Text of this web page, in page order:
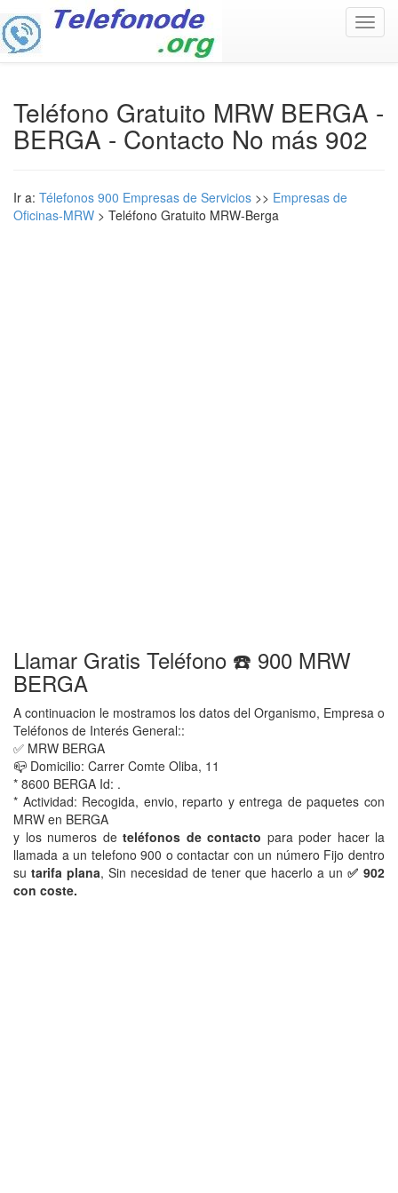
Teléfono Gratuito MRW BERGA -
BERGA - Contacto No más 902
Ir a: Télefonos 900 Empresas de Servicios >> Empresas de
Oficinas-MRW > Teléfono Gratuito MRW-Berga
Llamar Gratis Teléfono ☎️ 900 MRW
BERGA
A continuacion le mostramos los datos del Organismo, Empresa o
Teléfonos de Interés General::
✅ MRW BERGA
📪 Domicilio: Carrer Comte Oliba, 11
* 8600 BERGA Id: .
* Actividad: Recogida, envio, reparto y entrega de paquetes con
MRW en BERGA
y los numeros de teléfonos de contacto para poder hacer la
llamada a un telefono 900 o contactar con un número Fijo dentro
su tarifa plana, Sin necesidad de tener que hacerlo a un ✅ 902
con coste.